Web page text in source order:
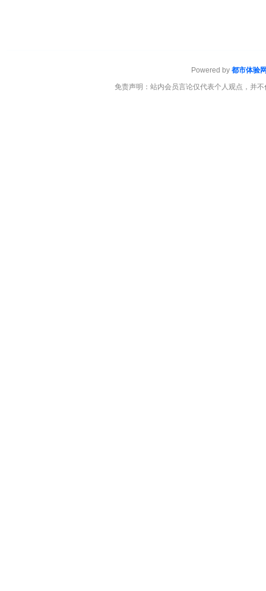
Powered by 都市体验
免责声明：站内会员言论仅代表个人观点，并